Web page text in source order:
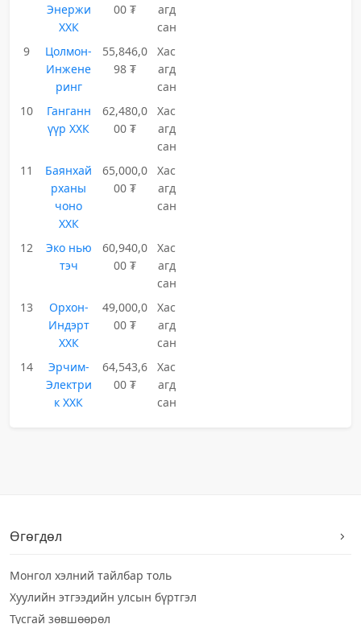
Энержи
ХХК
00 ₮
агд
сан
9
Цолмон-
Инжене
ринг
55,846,0
98 ₮
Хас
агд
сан
10
Ганганн
үүр ХХК
62,480,0
00 ₮
Хас
агд
сан
11
Баянхай
рханы
чоно
ХХК
65,000,0
00 ₮
Хас
агд
сан
12
Эко нью
тэч
60,940,0
00 ₮
Хас
агд
сан
13
Орхон-
Индэрт
ХХК
49,000,0
00 ₮
Хас
агд
сан
14
Эрчим-
Электри
к ХХК
64,543,6
00 ₮
Хас
агд
сан
Өгөгдөл
Монгол хэлний тайлбар толь
Хуулийн этгээдийн улсын бүртгэл
Тусгай зөвшөөрөл